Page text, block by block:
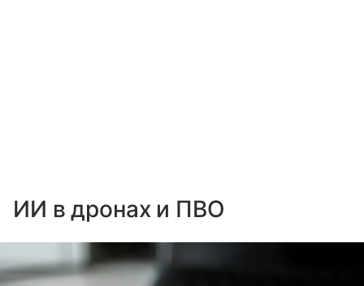
ИИ в дронах и ПВО